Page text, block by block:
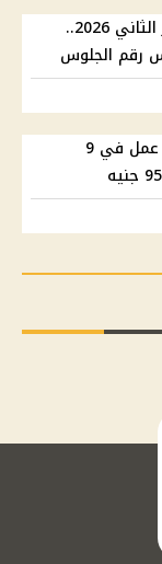
امتحانات الثانوية العامة الدور الثاني 2026..
رقم الجلوس
وزارة العمل توفر 6102 فرصة عمل في 9